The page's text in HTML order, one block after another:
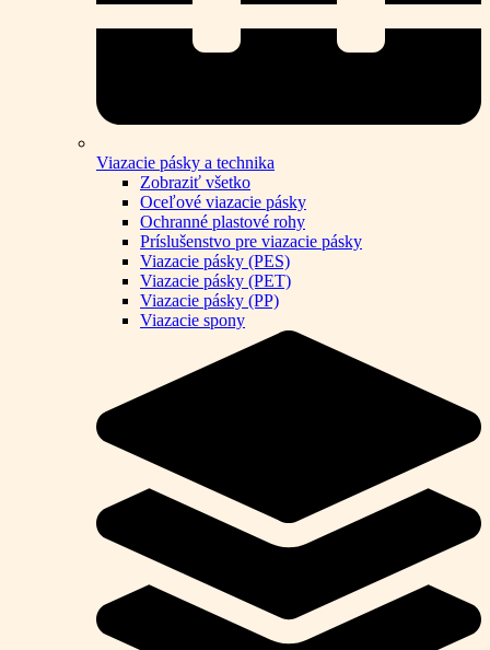
Viazacie pásky a technika
Zobraziť všetko
Oceľové viazacie pásky
Ochranné plastové rohy
Príslušenstvo pre viazacie pásky
Viazacie pásky (PES)
Viazacie pásky (PET)
Viazacie pásky (PP)
Viazacie spony